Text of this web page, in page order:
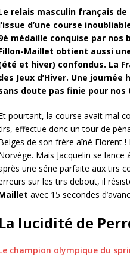
relais masculin français
d’une course
médaille conquise par nos
Maillet obtient aussi
et hiver) confondus. La
Jeux d’Hiver. Une
doute pas finie pour nos
pourtant, la course avait mal
effectue donc un tour de
de son frère aîné Florent
Mais Jacquelin se
une série parfaite aux tirs
sur les tirs debout, il
avec 15 secondes
La lucidité de
champion olympique du